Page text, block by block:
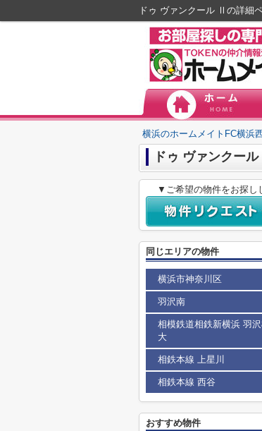
ドゥ ヴァンクール Ⅱの詳細
横浜のホームメイトFC横浜
ドゥ ヴァンクール
▼ご希望の物件をお探し
同じエリアの物件
横浜市神奈川区
羽沢南
相模鉄道相鉄新横浜 羽
大
相鉄本線 上星川
相鉄本線 西谷
おすすめ物件